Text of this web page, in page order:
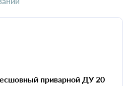
приварной ДУ 20